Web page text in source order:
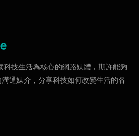
科技生活為核心的網路媒體，期許能夠
通媒介，分享科技如何改變生活的各